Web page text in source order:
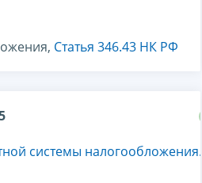
Статья 346.43 НК РФ
системы налогообложения.